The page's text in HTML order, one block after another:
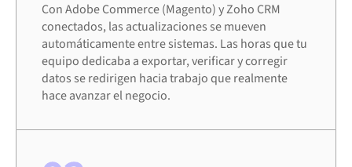
Con Adobe Commerce (Magento) y Zoho CRM
conectados, las actualizaciones se mueven
automáticamente entre sistemas. Las horas que tu
equipo dedicaba a exportar, verificar y corregir
datos se redirigen hacia trabajo que realmente
hace avanzar el negocio.